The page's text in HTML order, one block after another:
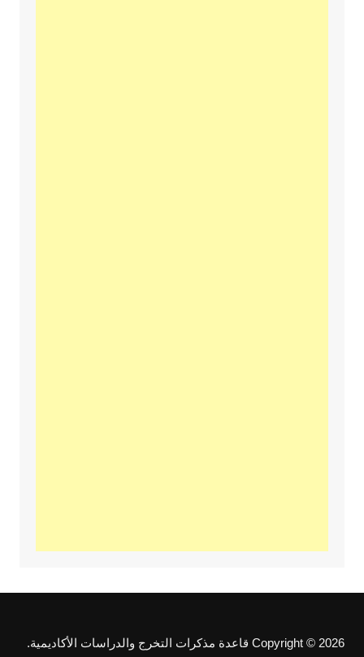
Copyright © 2026 قاعدة مذكرات التخرج والدراسات الأكاديمية.